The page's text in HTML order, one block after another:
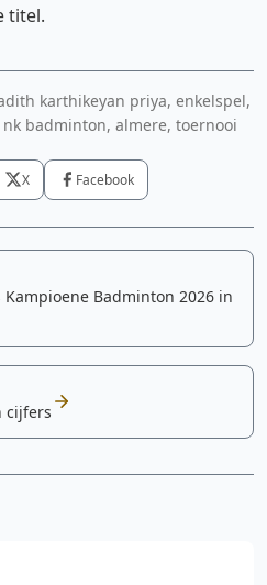
titel.
karthikeyan priya, enkelspel,
badminton, almere, toernooi
X Facebook
Badminton 2026 in
cijfers